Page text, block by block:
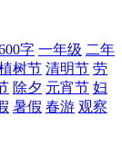
字 一年级 二年
树节 清明节 劳
除夕 元宵节 妇
暑假 春游 观察